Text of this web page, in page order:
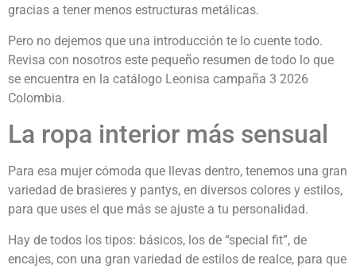
gracias a tener menos estructuras metálicas.
Pero no dejemos que una introducción te lo cuente todo.
Revisa con nosotros este pequeño resumen de todo lo que
se encuentra en la catálogo Leonisa campaña 3 2026
Colombia.
La ropa interior más sensual
Para esa mujer cómoda que llevas dentro, tenemos una gran
variedad de brasieres y pantys, en diversos colores y estilos,
para que uses el que más se ajuste a tu personalidad.
Hay de todos los tipos: básicos, los de “special fit”, de
encajes, con una gran variedad de estilos de realce, para que